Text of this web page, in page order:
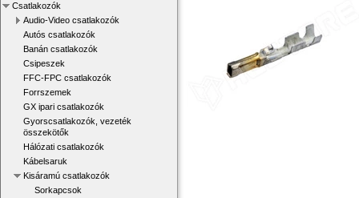
Csatlakozók
Audio-Video csatlakozók
Autós csatlakozók
Banán csatlakozók
Csipeszek
FFC-FPC csatlakozók
Forrszemek
GX ipari csatlakozók
Gyorscsatlakozók, vezeték
összekötők
Hálózati csatlakozók
Kábelsaruk
Kisáramú csatlakozók
Sorkapcsok